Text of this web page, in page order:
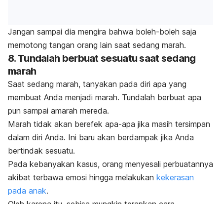
Jangan sampai dia mengira bahwa boleh-boleh saja
memotong tangan orang lain saat sedang marah.
8. Tundalah berbuat sesuatu saat sedang
marah
Saat sedang marah, tanyakan pada diri apa yang
membuat Anda menjadi marah. Tundalah berbuat apa
pun sampai amarah mereda.
Marah tidak akan berefek apa-apa jika masih tersimpan
dalam diri Anda. Ini baru akan berdampak jika Anda
bertindak sesuatu.
Pada kebanyakan kasus, orang menyesali perbuatannya
akibat terbawa emosi hingga melakukan kekerasan
pada anak.